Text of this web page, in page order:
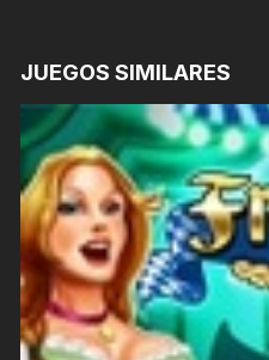
JUEGOS SIMILARES